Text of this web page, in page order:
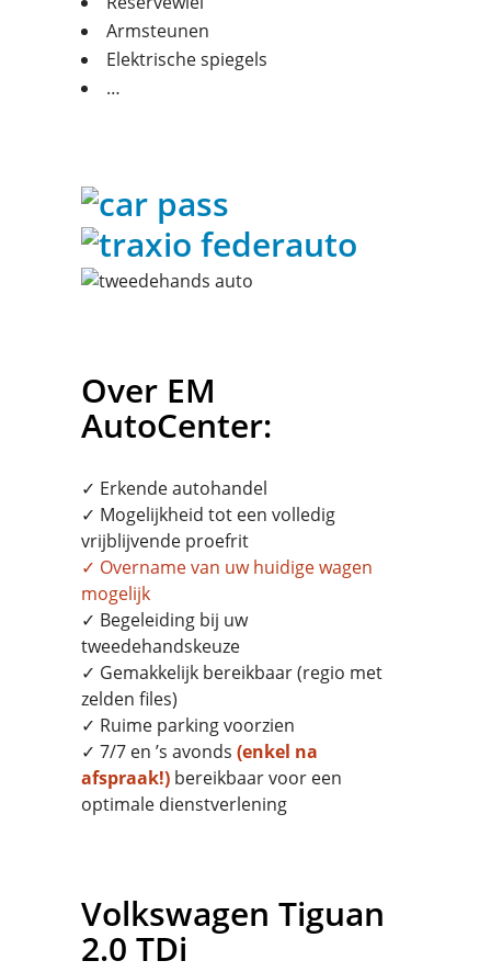
Armsteunen
Elektrische spiegels
…
Over EM
AutoCenter:
✓ Erkende autohandel
✓ Mogelijkheid tot een volledig
vrijblijvende proefrit
✓ Overnamevan uw huidige wagen
mogelijk
✓ Begeleiding bij uw
tweedehandskeuze
✓ Gemakkelijk bereikbaar (regio met
zelden files)
✓ Ruime parking voorzien
✓ 7/7 en ’s avonds (enkel na
afspraak!) bereikbaar voor een
optimale dienstverlening
Volkswagen Tiguan
2.0 TDi